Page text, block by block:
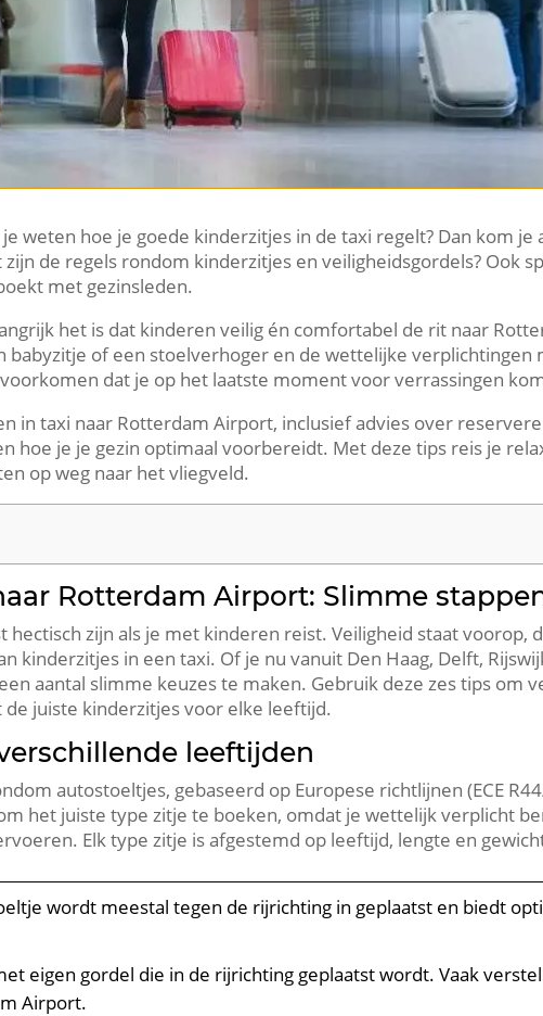
weten hoe je goede kinderzitjes in de taxi regelt? Dan kom je
de regels rondom kinderzitjes en veiligheidsgordels? Ook
met gezinsleden.
het is dat kinderen veilig én comfortabel de rit naar
babyzitje of een stoelverhoger en de wettelijke verplichtingen
dat je op het laatste moment voor verrassingen
in taxi naar Rotterdam Airport, inclusief advies over
hoe je je gezin optimaal voorbereidt. Met deze tips reis je
op weg naar het vliegveld.
Rotterdam Airport: Slimme
zijn als je met kinderen reist. Veiligheid staat voorop,
kinderzitjes in een taxi. Of je nu vanuit Den Haag, Delft,
aantal slimme keuzes te maken. Gebruik deze zes tips om
juiste kinderzitjes voor elke leeftijd.
leeftijden
autostoeltjes, gebaseerd op Europese richtlijnen (ECE
het juiste type zitje te boeken, omdat je wettelijk verplicht
Elk type zitje is afgestemd op leeftijd, lengte en
wordt meestal tegen de rijrichting in geplaatst en biedt
eigen gordel die in de rijrichting geplaatst wordt. Vaak
Airport.